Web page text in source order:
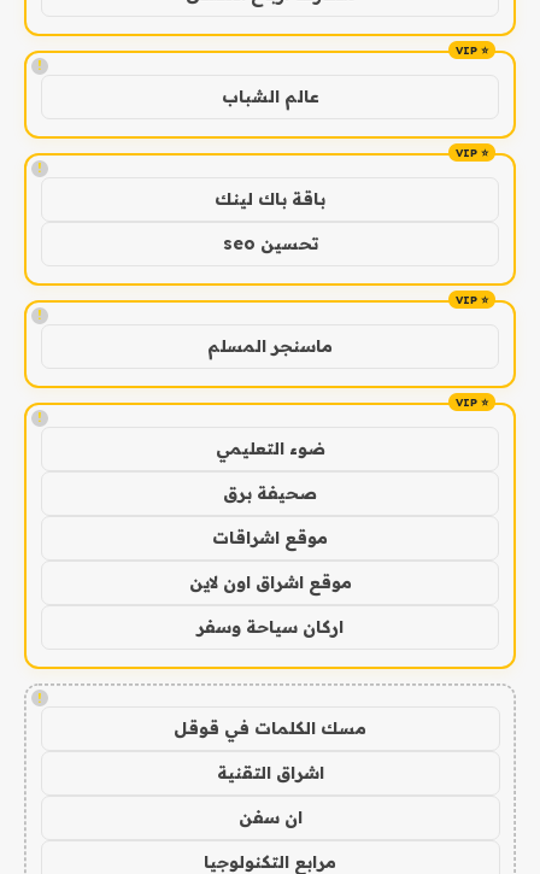
!
عالم الشباب
!
باقة باك لينك
تحسين seo
!
ماسنجر المسلم
!
ضوء التعليمي
صحيفة برق
موقع اشراقات
موقع اشراق اون لاين
اركان سياحة وسفر
!
مسك الكلمات في قوقل
اشراق التقنية
ان سفن
مرابع التكنولوجيا